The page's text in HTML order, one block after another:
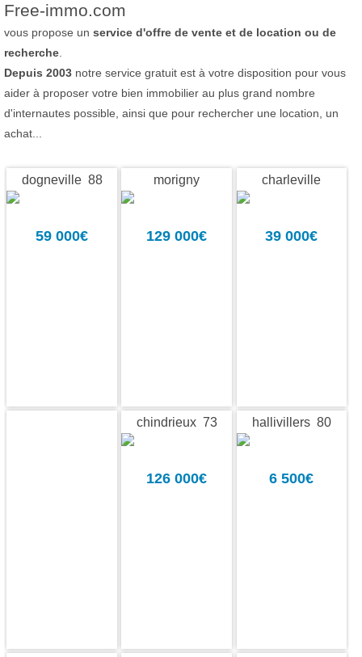
Free-immo.com
vous propose unservice d'offre de vente et de location ou de
recherche
Depuis 2003 notre service gratuit est à votre disposition pour vous
aider à proposer votre bien immobilier au plus grand nombre
d'internautes possible, ainsi que pour rechercher une location, un
achat...
dogneville 88
59 000€
morigny
129 000€
charleville
39 000€
chindrieux 73
126 000€
hallivillers 80
6 500€